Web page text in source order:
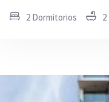
2 Dormitorios